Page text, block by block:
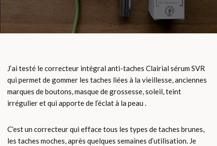
J’ai testé le correcteur intégral anti-taches Clairial sérum SVR
qui permet de gommer les taches liées à la vieillesse, anciennes
marques de boutons, masque de grossesse, soleil, teint
irrégulier et qui apporte de l’éclat à la peau .
C’est un correcteur qui efface tous les types de taches brunes,
les taches moches, après quelques semaines d’utilisation. Je